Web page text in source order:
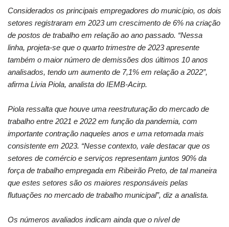
Considerados os principais empregadores do município, os dois
setores registraram em 2023 um crescimento de 6% na criação
de postos de trabalho em relação ao ano passado. “Nessa
linha, projeta-se que o quarto trimestre de 2023 apresente
também o maior número de demissões dos últimos 10 anos
analisados, tendo um aumento de 7,1% em relação a 2022”,
afirma Livia Piola, analista do IEMB-Acirp.
Piola ressalta que houve uma reestruturação do mercado de
trabalho entre 2021 e 2022 em função da pandemia, com
importante contração naqueles anos e uma retomada mais
consistente em 2023. “Nesse contexto, vale destacar que os
setores de comércio e serviços representam juntos 90% da
força de trabalho empregada em Ribeirão Preto, de tal maneira
que estes setores são os maiores responsáveis pelas
flutuações no mercado de trabalho municipal”, diz a analista.
Os números avaliados indicam ainda que o nível de